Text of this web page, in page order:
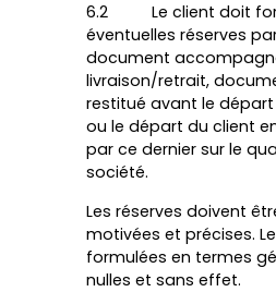
6.2 Le client doit
éventuelles réserves
document
livraison/retrait,
restitué avant le
ou le départ du client
par ce dernier sur le
société.
Les réserves doivent
motivées et précises.
formulées en termes
nulles et sans effet.